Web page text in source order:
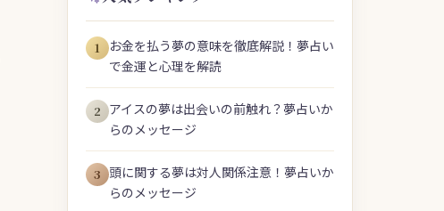
1
お金を払う夢の意味を徹底解説！夢占い
で金運と心理を解読
2 アイスの夢は出会いの前触れ？夢占いか
らのメッセージ
3 頭に関する夢は対人関係注意！夢占いか
らのメッセージ